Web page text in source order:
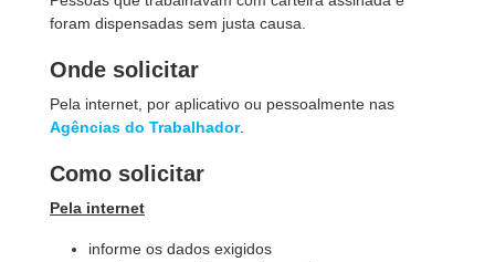
foram dispensadas sem justa causa.
Onde solicitar
Pela internet, por aplicativo ou pessoalmente nas
Agências do Trabalhador.
Como solicitar
Pela internet
informe os dados exigidos